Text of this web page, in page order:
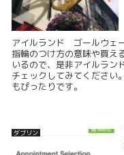
アイルランド ゴールウェ
指輪のつけ方の意味や買え
いるので、是非アイルラン
チェックしてみてください
もぴったりです。
ダブリン